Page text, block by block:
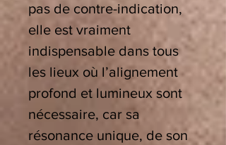
pas de contre-indication,
elle est vraiment
indispensable dans tous
les lieux où l’alignement
profond et lumineux sont
nécessaire, car sa
résonance unique, de son